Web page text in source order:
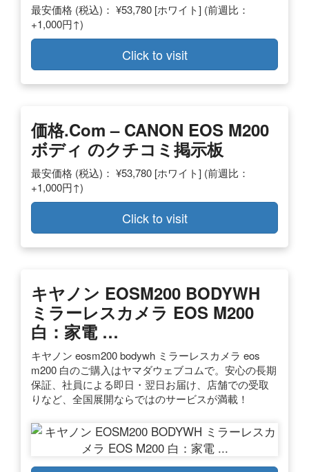
最安価格 (税込)： ¥53,780 [ホワイト] (前週比：
+1,000円↑)
Click to visit
価格.com – CANON EOS M200
ボディ のクチコミ掲示板
最安価格 (税込)： ¥53,780 [ホワイト] (前週比：
+1,000円↑)
Click to visit
キヤノン EOSM200 BODYWH
ミラーレスカメラ EOS M200
白：家電 …
キヤノン eosm200 bodywh ミラーレスカメラ eos
m200 白のご購入はヤマダウェブコムで。安心の長期
保証、社員による即日・翌日お届け、店舗での受取
りなど、全国展開ならではのサービスが満載！